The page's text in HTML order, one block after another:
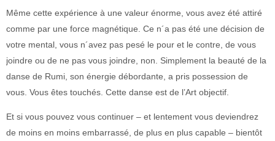
Même cette expérience à une valeur énorme, vous avez été attiré
comme par une force magnétique. Ce n´a pas été une décision de
votre mental, vous n´avez pas pesé le pour et le contre, de vous
joindre ou de ne pas vous joindre, non. Simplement la beauté de la
danse de Rumi, son énergie débordante, a pris possession de
vous. Vous êtes touchés. Cette danse est de l’Art objectif.
Et si vous pouvez vous continuer – et lentement vous deviendrez
de moins en moins embarrassé, de plus en plus capable – bientôt